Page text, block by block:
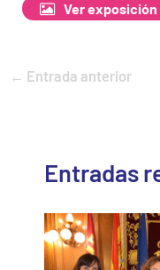
Ver
← Entrada anterior
Entradas